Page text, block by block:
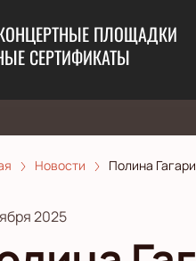
ПЛОЩАДКИ
СЕРТИФИКАТЫ
Новости Полина
2025